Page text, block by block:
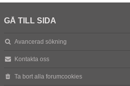
GÅ TILL SIDA
Avancerad sökning
Kontakta oss
Ta bort alla forumcookies